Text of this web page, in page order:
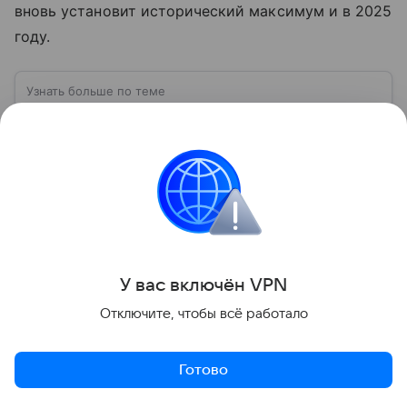
вновь установит исторический максимум и в 2025
году.
Узнать больше по теме
Расскажем, как инвестировать в ценные бумаги
компании «Газпром», а также какие прогнозы дают
эксперты о стоимости ее акций.
Поделиться
У вас включён VPN
Отключите, чтобы всё работало
Готово